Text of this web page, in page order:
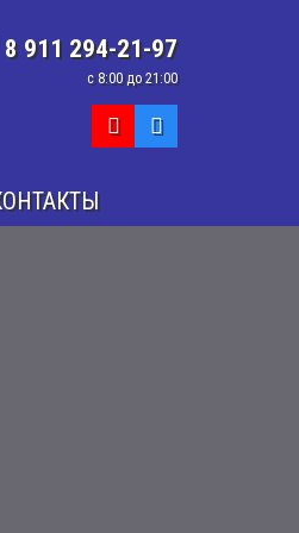
8 911 294-21-97
с 8:00 до 21:00